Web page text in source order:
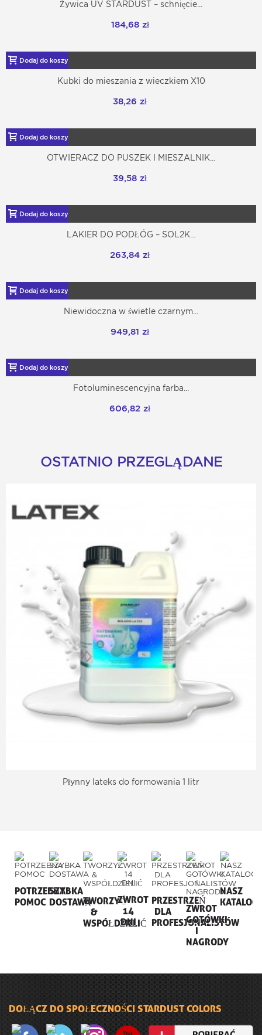
Żywica UV STARDUST – schnięcie...
184,68 zł
Dodaj do koszyka
Kubki do mieszania z wieczkiem X10
38,26 zł
Dodaj do koszyka
OTWIERACZ DO PUSZEK I MIESZALNIK...
39,58 zł
Dodaj do koszyka
LAKIER DO PODŁÓG – SOL2K...
263,84 zł
Dodaj do koszyka
Niewidoczna w świetle czarnym...
949,81 zł
Dodaj do koszyka
Fotoluminescencyjna farba...
606,82 zł
OSTATNIO PRZEGLĄDANE
Płynny lateks do formowania 1 litr
POTRZEBNA
POMOC
SZYBKA
DOSTAWATWORZYĆ
&
WSPÓŁDZIELIĆ
ZWROT
14
DNI
PRZESTRZEŃ
DLA
PROFESJONALISTÓW
ZWROT
GOTÓWKI
I
NAGRODY
NASZ
KATALOG
DOŁĄCZ DO SPOŁECZNOŚCI STARDUST COLORS